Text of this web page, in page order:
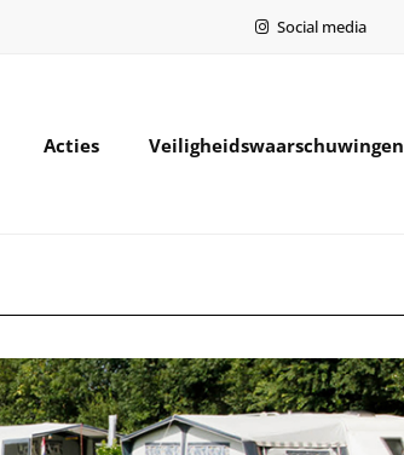
Social media
Acties Veiligheidswaarschuwingen